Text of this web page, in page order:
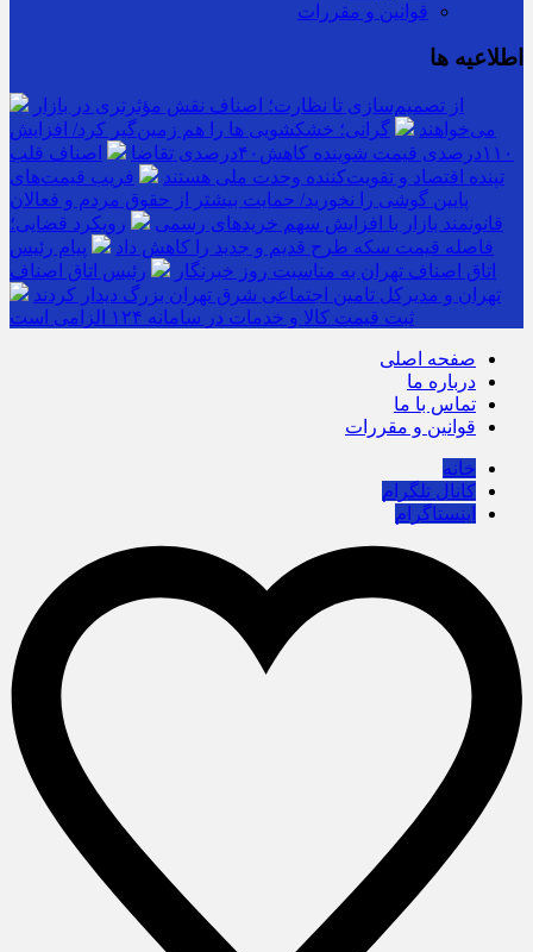
قوانین و مقررات
اطلاعیه ها
از تصمیم‌سازی تا نظارت؛ اصناف نقش مؤثرتری در بازار
می‌خواهند
گرانی؛ خشکشویی‌ ها را هم زمین‌گیر کرد/ افزایش
۱۱۰درصدی قیمت شوینده کاهش۴۰درصدی تقاضا
اصناف قلب
تپنده اقتصاد و تقویت‌کننده وحدت ملی هستند
فریب قیمت‌های
پایین گوشی را نخورید/ حمایت بیشتر از حقوق مردم و فعالان
قانونمند بازار با افزایش سهم خریدهای رسمی
رویکرد قضایی؛
فاصله قیمت سکه طرح قدیم و جدید را کاهش داد
پیام رئیس
اتاق اصناف تهران به مناسبت روز خبرنگار
رئیس اتاق اصناف
تهران و مدیرکل تامین اجتماعی شرق تهران بزرگ دیدار کردند
ثبت قیمت کالا و خدمات در سامانه ۱۲۴ الزامی است
صفحه اصلی
درباره ما
تماس با ما
قوانین و مقررات
خانه
کانال تلگرام
اینستاگرام